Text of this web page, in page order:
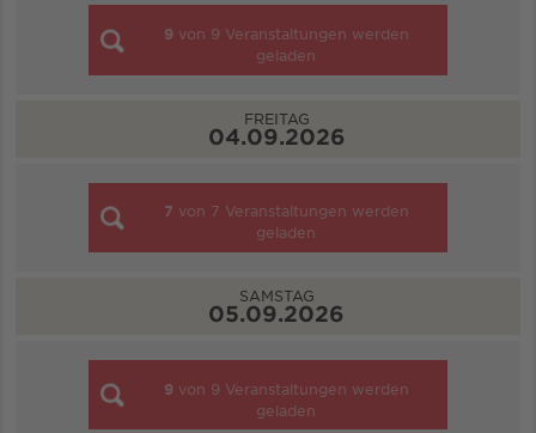
9 von 9 Veranstaltungen werden
geladen
FREITAG
04.09.2026
7 von 7 Veranstaltungen werden
geladen
SAMSTAG
05.09.2026
9 von 9 Veranstaltungen werden
geladen